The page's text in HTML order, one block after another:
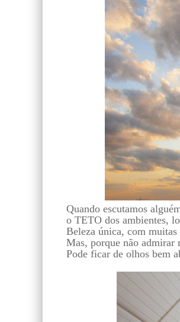
Quando escutamos
o TETO dos ambientes,
Beleza única, com muitas
Mas, porque não admirar
Pode ficar de olhos bem